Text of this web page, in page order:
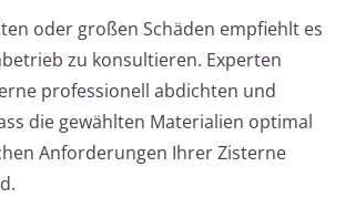
oder großen Schäden empfiehlt es
zu konsultieren. Experten
professionell abdichten und
die gewählten Materialien optimal
Anforderungen Ihrer Zisterne